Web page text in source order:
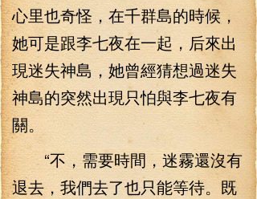
心里也奇怪，在千群島的時候，
她可是跟李七夜在一起，后來出
現迷失神島，她曾經猜想過迷失
神島的突然出現只怕與李七夜有
關。
“不，需要時間，迷霧還沒有
退去，我們去了也只能等待。既